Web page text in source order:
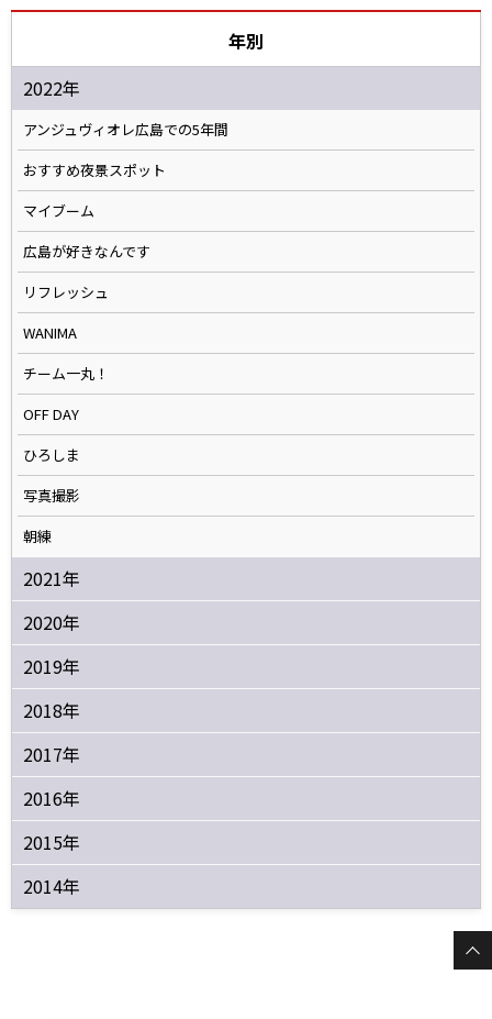
年別
2022年
アンジュヴィオレ広島での5年間
おすすめ夜景スポット
マイブーム
広島が好きなんです
リフレッシュ
WANIMA
チーム一丸！
OFF DAY
ひろしま
写真撮影
朝練
2021年
2020年
2019年
2018年
2017年
2016年
2015年
2014年